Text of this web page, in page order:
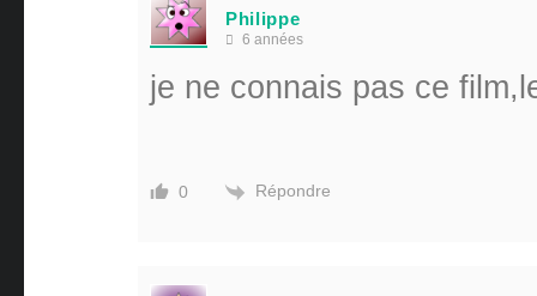
Philippe
6 années
je ne connais pas ce
0 Répondre